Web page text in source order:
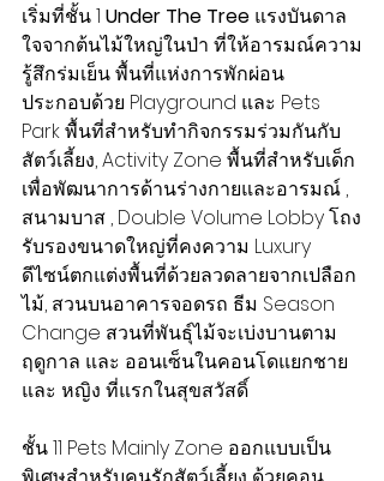
เริ่มที่ชั้น 1 Under The Tree แรงบันดาล
ใจจากต้นไม้ใหญ่ในป่า ที่ให้อารมณ์ความ
รู้สึกร่มเย็น พื้นที่แห่งการพักผ่อน
ประกอบด้วย Playground และ Pets
Park พื้นที่สำหรับทำกิจกรรมร่วมกันกับ
สัตว์เลี้ยง, Activity Zone พื้นที่สำหรับเด็ก
เพื่อพัฒนาการด้านร่างกายและอารมณ์ ,
สนามบาส , Double Volume Lobby โถง
รับรองขนาดใหญ่ที่คงความ Luxury
ดีไซน์ตกแต่งพื้นที่ด้วยลวดลายจากเปลือก
ไม้, สวนบนอาคารจอดรถ ธีม Season
Change สวนที่พันธุ์ไม้จะเบ่งบานตาม
ฤดูกาล และ ออนเซ็นในคอนโดแยกชาย
และ หญิง ที่แรกในสุขสวัสดิ์
ชั้น 11 Pets Mainly Zone ออกแบบเป็น